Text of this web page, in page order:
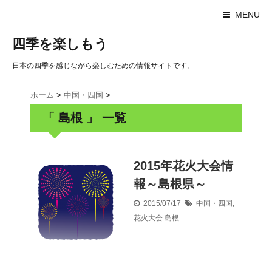
MENU
四季を楽しもう
日本の四季を感じながら楽しむための情報サイトです。
ホーム > 中国・四国 >
「 島根 」 一覧
2015年花火大会情
報～島根県～
2015/07/17 中国・四国 ,
花火大会 島根